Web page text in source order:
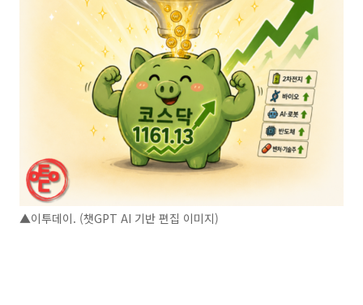
▲이투데이. (챗GPT AI 기반 편집 이미지)